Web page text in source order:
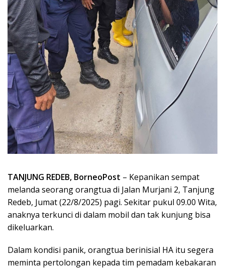
TANJUNG REDEB, BorneoPost – Kepanikan sempat
melanda seorang orangtua di Jalan Murjani 2, Tanjung
Redeb, Jumat (22/8/2025) pagi. Sekitar pukul 09.00 Wita,
anaknya terkunci di dalam mobil dan tak kunjung bisa
dikeluarkan.
Dalam kondisi panik, orangtua berinisial HA itu segera
meminta pertolongan kepada tim pemadam kebakaran